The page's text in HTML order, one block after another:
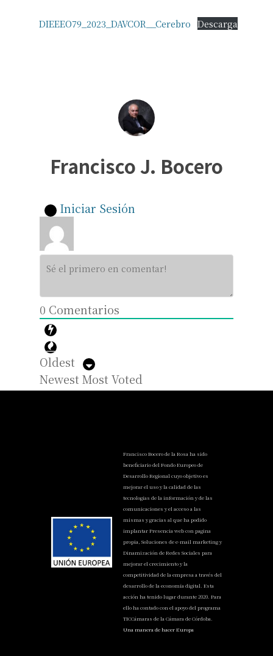
DIEEEO79_2023_DAVCOR__Cerebro Descarga
Francisco J. Bocero
Iniciar Sesión
0 Comentarios
Oldest
Newest Most Voted
Francisco Bocero de la Rosa ha sido
beneficiario del Fondo Europeo de
Desarrollo Regional cuyo objetivo es
mejorar el uso y la calidad de las
tecnologías de la información y de las
comunicaciones y el acceso a las
mismas y gracias al que ha podido
implantar Presencia web con pagina
propia, Soluciones de e-mail marketing y
Dinamización de Redes Sociales para
mejorar el crecimiento y la
competitividad de la empresa a través del
desarrollo de la economía digital. Esta
acción ha tenido lugar durante 2020. Para
ello ha contado con el apoyo del programa
TICCámaras de la Cámara de Córdoba.
Una manera de hacer Europa